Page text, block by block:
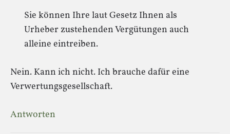
Sie können Ihre laut Gesetz Ihnen als
Urheber zustehenden Vergütungen auch
alleine eintreiben.
Nein. Kann ich nicht. Ich brauche dafür eine
Verwertungsgesellschaft.
Antworten